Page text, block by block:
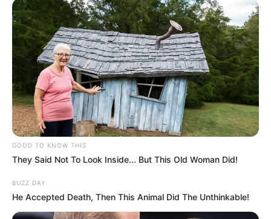
GOOD TO KNOW THIS
They Said Not To Look Inside... But This Old Woman Did!
BUZZ DAY
He Accepted Death, Then This Animal Did The Unthinkable!